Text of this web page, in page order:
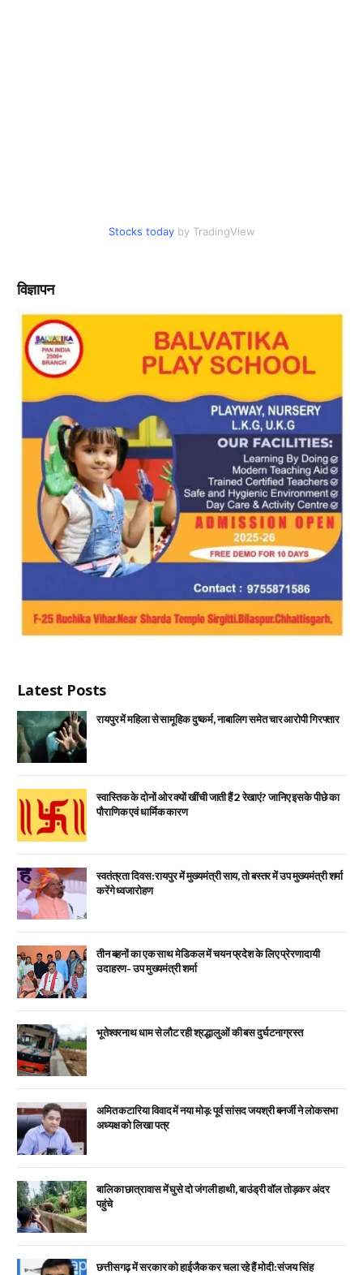
Stocks today by TradingView
विज्ञापन
Latest Posts
रायपुर में महिला से सामूहिक दुष्कर्म, नाबालिग समेत चार आरोपी गिरफ्तार
स्वास्तिक के दोनों ओर क्यों खींची जाती हैं 2 रेखाएं? जानिए इसके पीछे का
पौराणिक एवं धार्मिक कारण
स्वतंत्रता दिवस: रायपुर में मुख्यमंत्री साय, तो बस्तर में उप मुख्यमंत्री शर्मा
करेंगे ध्वजारोहण
तीन बहनों का एक साथ मेडिकल में चयन प्रदेश के लिए प्रेरणादायी
उदाहरण- उप मुख्यमंत्री शर्मा
भूतेश्वरनाथ धाम से लौट रही श्रद्धालुओं की बस दुर्घटनाग्रस्त
अमित कटारिया विवाद में नया मोड़: पूर्व सांसद जयश्री बनर्जी ने लोकसभा
अध्यक्ष को लिखा पत्र
बालिका छात्रावास में घुसे दो जंगली हाथी, बाउंड्री वॉल तोड़कर अंदर
पहुंचे
छत्तीसगढ़ में सरकार को हाईजैक कर चला रहे हैं मोदी: संजय सिंह